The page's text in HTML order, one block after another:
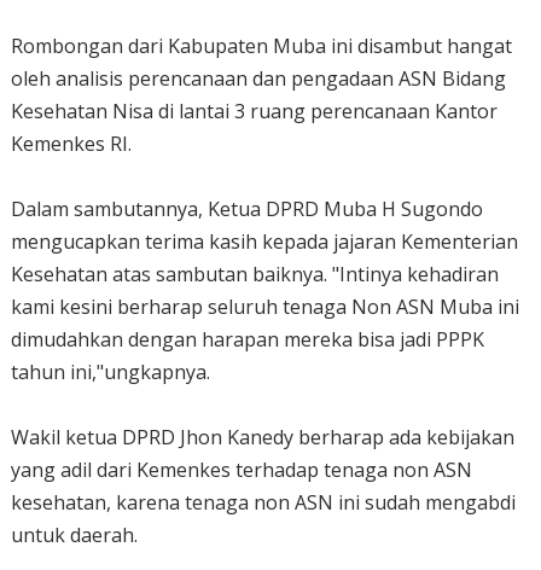
Rombongan dari Kabupaten Muba ini disambut hangat
oleh analisis perencanaan dan pengadaan ASN Bidang
Kesehatan Nisa di lantai 3 ruang perencanaan Kantor
Kemenkes RI.
Dalam sambutannya, Ketua DPRD Muba H Sugondo
mengucapkan terima kasih kepada jajaran Kementerian
Kesehatan atas sambutan baiknya. "Intinya kehadiran
kami kesini berharap seluruh tenaga Non ASN Muba ini
dimudahkan dengan harapan mereka bisa jadi PPPK
tahun ini,"ungkapnya.
Wakil ketua DPRD Jhon Kanedy berharap ada kebijakan
yang adil dari Kemenkes terhadap tenaga non ASN
kesehatan, karena tenaga non ASN ini sudah mengabdi
untuk daerah.